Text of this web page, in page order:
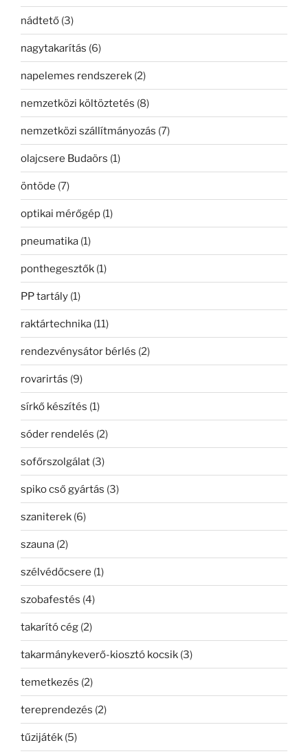
nádtető (3)
nagytakarítás (6)
napelemes rendszerek (2)
nemzetközi költöztetés (8)
nemzetközi szállítmányozás (7)
olajcsere Budaörs (1)
öntöde (7)
optikai mérőgép (1)
pneumatika (1)
ponthegesztők (1)
PP tartály (1)
raktártechnika (11)
rendezvénysátor bérlés (2)
rovarirtás (9)
sírkő készítés (1)
sóder rendelés (2)
sofőrszolgálat (3)
spiko cső gyártás (3)
szaniterek (6)
szauna (2)
szélvédőcsere (1)
szobafestés (4)
takarító cég (2)
takarmánykeverő-kiosztó kocsik (3)
temetkezés (2)
tereprendezés (2)
tűzijáték (5)